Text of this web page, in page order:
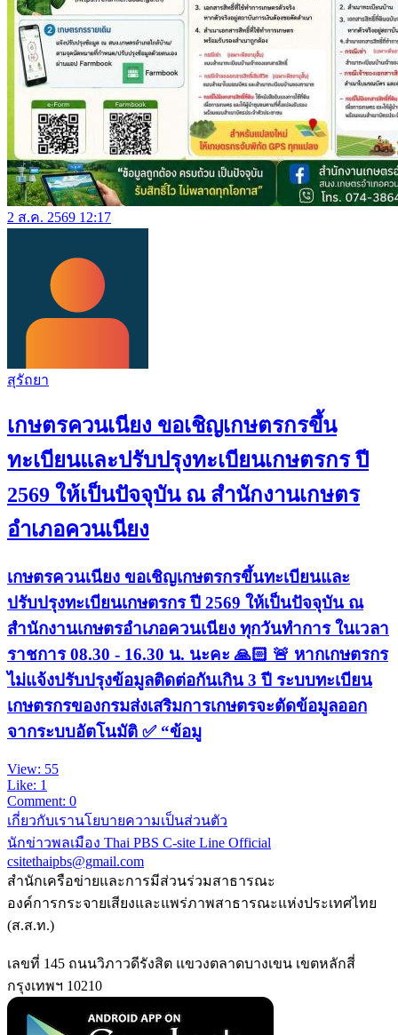
2 ส.ค. 2569 12:17
สุรัถยา
เกษตรควนเนียง ขอเชิญเกษตรกรขึ้น
ทะเบียนและปรับปรุงทะเบียนเกษตรกร ปี
2569 ให้เป็นปัจจุบัน ณ สำนักงานเกษตร
อำเภอควนเนียง
เกษตรควนเนียง ขอเชิญเกษตรกรขึ้นทะเบียนและ
ปรับปรุงทะเบียนเกษตรกร ปี 2569 ให้เป็นปัจจุบัน ณ
สำนักงานเกษตรอำเภอควนเนียง ทุกวันทำการ ในเวลา
ราชการ 08.30 - 16.30 น. นะคะ 🙏🏻 🚨 หากเกษตรกร
ไม่แจ้งปรับปรุงข้อมูลติดต่อกันเกิน 3 ปี ระบบทะเบียน
เกษตรกรของกรมส่งเสริมการเกษตรจะตัดข้อมูลออก
จากระบบอัตโนมัติ ✅ “ข้อมู
View: 55
Like: 1
Comment: 0
เกี่ยวกับเรานโยบายความเป็นส่วนตัว
นักข่าวพลเมือง Thai PBS C-site Line Official
csitethaipbs@gmail.com
สำนักเครือข่ายและการมีส่วนร่วมสาธารณะ
องค์การกระจายเสียงและแพร่ภาพสาธารณะแห่งประเทศไทย
(ส.ส.ท.)
เลขที่ 145 ถนนวิภาวดีรังสิต แขวงตลาดบางเขน เขตหลักสี่
กรุงเทพฯ 10210